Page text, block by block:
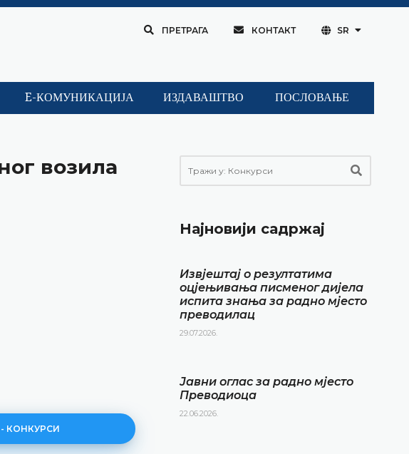
ПРЕТРАГА КОНТАКТ SR
E-КОМУНИКАЦИЈА ИЗДАВАШТВО ПОСЛОВАЊЕ
возила
- КОНКУРСИ
Најновији садржај
Извјештај о резултатима
оцјењивања писменог дијела
испита знања за радно мјесто
преводилац
29.07.2026.
Јавни оглас за радно мјесто
Преводиоца
22.06.2026.